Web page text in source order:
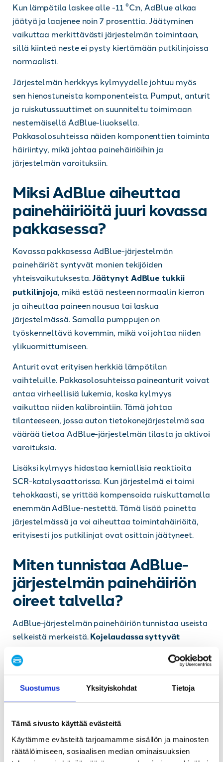
Suostumus Yksityiskohdat Tietoja
Tämä sivusto käyttää evästeitä
Käytämme evästeitä tarjoamamme sisällön ja mainosten
räätälöimiseen, sosiaalisen median ominaisuuksien
Kun lämpötila laskee alle -11 °C:n, AdBlue alkaa
jäätyä ja laajenee noin 7 prosenttia. Jäätyminen
vaikuttaa merkittävästi järjestelmän toimintaan,
sillä kiinteä neste ei pysty kiertämään putkilinjoissa
normaalisti.
Järjestelmän herkkyys kylmyydelle johtuu myös
sen hienostuneista komponenteista. Pumput, anturit
ja ruiskutussuuttimet on suunniteltu toimimaan
nestemäisellä AdBlue-liuoksella.
Pakkasolosuhteissa näiden komponenttien toiminta
häiriintyy, mikä johtaa painehäiriöihin ja
järjestelmän varoituksiin.
Miksi AdBlue aiheuttaa
painehäiriöitä juuri kovassa
pakkasessa?
Kovassa pakkasessa AdBlue-järjestelmän
painehäiriöt syntyvät monien tekijöiden
yhteisvaikutuksesta. Jäätynyt AdBlue tukkii
putkilinjoja , mikä estää nesteen normaalin kierron
ja aiheuttaa paineen nousua tai laskua
järjestelmässä. Samalla pumppujen on
työskenneltävä kovemmin, mikä voi johtaa niiden
ylikuormittumiseen.
Anturit ovat erityisen herkkiä lämpötilan
vaihteluille. Pakkasolosuhteissa paineanturit voivat
antaa virheellisiä lukemia, koska kylmyys
vaikuttaa niiden kalibrointiin. Tämä johtaa
tilanteeseen, jossa auton tietokonejärjestelmä saa
väärää tietoa AdBlue-järjestelmän tilasta ja aktivoi
varoituksia.
Lisäksi kylmyys hidastaa kemiallisia reaktioita
SCR-katalysaattorissa. Kun järjestelmä ei toimi
tehokkaasti, se yrittää kompensoida ruiskuttamalla
enemmän AdBlue-nestettä. Tämä lisää painetta
järjestelmässä ja voi aiheuttaa toimintahäiriöitä,
erityisesti jos putkilinjat ovat osittain jäätyneet.
Miten tunnistaa AdBlue-
järjestelmän painehäiriön
oireet talvella?
AdBlue-järjestelmän painehäiriön tunnistaa useista
selkeistä merkeistä.Kojelaudassa syttyvät
järjestelmän varoitusvalo. Auto voi myös näyttää
virheilmoituksia, kuten ”AdBlue-järjestelmä
viallinen” tai ”Käynnistykset rajoitettu”.
painehäiriön yhteydessä. Moottori saattaa mennä
hätätilaan, jolloin teho rajoittuu ja nopeus putoaa.
Joissain tapauksissa auto ei käynnisty ollenkaan, jos